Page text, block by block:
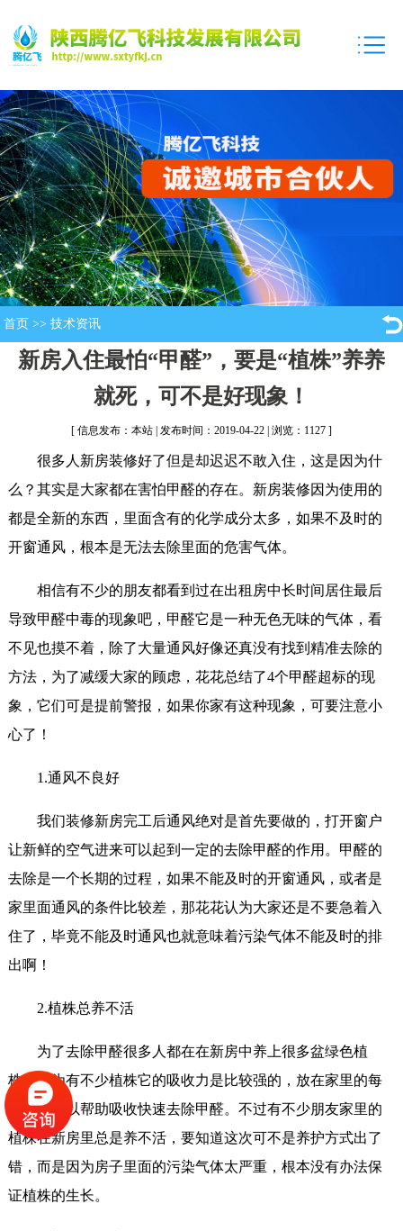
首页 >> 技术资讯
新房入住最怕“甲醛”，要是“植株”养养
就死，可不是好现象！
[ 信息发布：本站 | 发布时间：2019-04-22 | 浏览：1127 ]
很多人新房装修好了但是却迟迟不敢入住，这是因为什
么？其实是大家都在害怕甲醛的存在。新房装修因为使用的
都是全新的东西，里面含有的化学成分太多，如果不及时的
开窗通风，根本是无法去除里面的危害气体。
相信有不少的朋友都看到过在出租房中长时间居住最后
导致甲醛中毒的现象吧，甲醛它是一种无色无味的气体，看
不见也摸不着，除了大量通风好像还真没有找到精准去除的
方法，为了减缓大家的顾虑，花花总结了4个甲醛超标的现
象，它们可是提前警报，如果你家有这种现象，可要注意小
心了！
1.通风不良好
我们装修新房完工后通风绝对是首先要做的，打开窗户
让新鲜的空气进来可以起到一定的去除甲醛的作用。甲醛的
去除是一个长期的过程，如果不能及时的开窗通风，或者是
家里面通风的条件比较差，那花花认为大家还是不要急着入
住了，毕竟不能及时通风也就意味着污染气体不能及时的排
出啊！
2.植株总养不活
为了去除甲醛很多人都在在新房中养上很多盆绿色植
株，因为有不少植株它的吸收力是比较强的，放在家里的每
个角落可以帮助吸收快速去除甲醛。不过有不少朋友家里的
植株在新房里总是养不活，要知道这次可不是养护方式出了
错，而是因为房子里面的污染气体太严重，根本没有办法保
证植株的生长。